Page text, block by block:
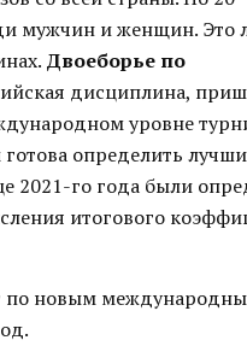
мужчин и женщин. Это
Двоеборье по
дисциплина,
уровне
определить
2021-го года были
итогового
по новым